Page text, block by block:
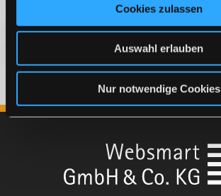
Cookies zulassen
Auswahl erlauben
Nur notwendige Cookies